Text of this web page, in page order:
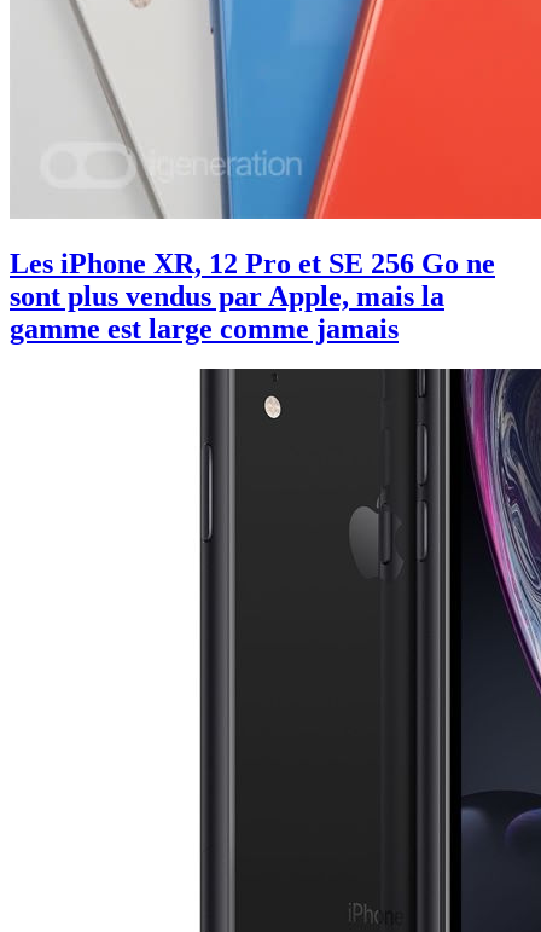
Les iPhone XR, 12 Pro et SE 256 Go ne
sont plus vendus par Apple, mais la
gamme est large comme jamais